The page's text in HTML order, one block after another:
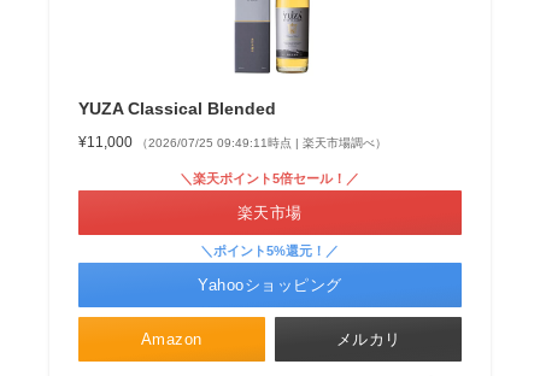
YUZA Classical Blended
¥11,000 （2026/07/25 09:49:11時点 | 楽天市場調べ）
Amazon
＼楽天ポイント5倍セール！／
楽天市場
＼ポイント5%還元！／
Yahooショッピング
メルカリ